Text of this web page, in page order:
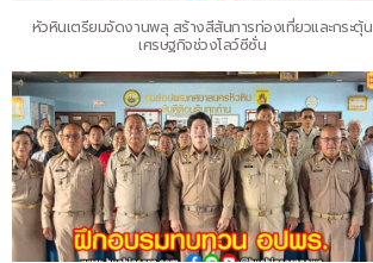
หัวหินเตรียมจัดงานพลุ สร้างสีสันการท่องเที่ยวและกระตุ้น
เศรษฐกิจช่วงโลว์ซีซั่น